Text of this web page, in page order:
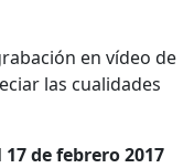
en vídeo de
las cualidades
de febrero 2017